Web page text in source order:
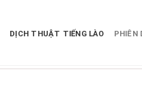
DỊCH THUẬT TIẾNG LÀO PHIÊN